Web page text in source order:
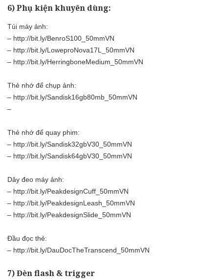
6) Phụ kiện khuyên dùng:
Túi máy ảnh:
– http://bit.ly/BenroS100_50mmVN
– http://bit.ly/LoweproNova17L_50mmVN
– http://bit.ly/HerringboneMedium_50mmVN
Thẻ nhớ để chụp ảnh:
– http://bit.ly/Sandisk16gb80mb_50mmVN
–
Thẻ nhớ để quay phim:
– http://bit.ly/Sandisk32gbV30_50mmVN
– http://bit.ly/Sandisk64gbV30_50mmVN
Dây đeo máy ảnh:
– http://bit.ly/PeakdesignCuff_50mmVN
– http://bit.ly/PeakdesignLeash_50mmVN
– http://bit.ly/PeakdesignSlide_50mmVN
Đầu đọc thẻ:
– http://bit.ly/DauDocTheTranscend_50mmVN
7) Đèn flash & trigger